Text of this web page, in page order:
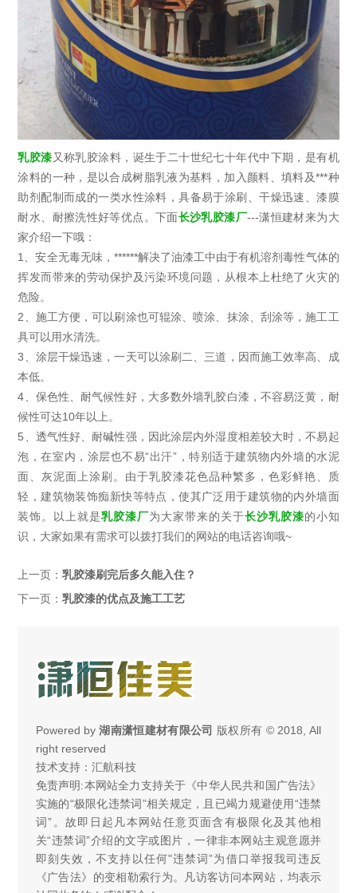
乳胶漆又称乳胶涂料，诞生于二十世纪七十年代中下期，是有机
涂料的一种，是以合成树脂乳液为基料，加入颜料、填料及***种
助剂配制而成的一类水性涂料，具备易于涂刷、干燥迅速、漆膜
耐水、耐擦洗性好等优点。下面长沙乳胶漆厂---潇恒建材来为大
家介绍一下哦：
1、安全无毒无味，******解决了油漆工中由于有机溶剂毒性气体的
挥发而带来的劳动保护及污染环境问题，从根本上杜绝了火灾的
危险。
2、施工方便，可以刷涂也可辊涂、喷涂、抹涂、刮涂等，施工工
具可以用水清洗。
3、涂层干燥迅速，一天可以涂刷二、三道，因而施工效率高、成
本低。
4、保色性、耐气候性好，大多数外墙乳胶白漆，不容易泛黄，耐
候性可达10年以上。
5、透气性好、耐碱性强，因此涂层内外湿度相差较大时，不易起
泡，在室内，涂层也不易“出汗”，特别适于建筑物内外墙的水泥
面、灰泥面上涂刷。由于乳胶漆花色品种繁多，色彩鲜艳、质
轻，建筑物装饰痴新快等特点，使其广泛用于建筑物的内外墙面
装饰。以上就是乳胶漆厂为大家带来的关于长沙乳胶漆的小知
识，大家如果有需求可以拨打我们的网站的电话咨询哦~
上一页：乳胶漆刷完后多久能入住？
下一页：乳胶漆的优点及施工工艺
Powered by湖南潇恒建材有限公司 版权所有 © 2018, All
right reserved
技术支持：汇航科技
免责声明:本网站全力支持关于《中华人民共和国广告法》
实施的“极限化违禁词”相关规定，且已竭力规避使用“违禁
词”。故即日起凡本网站任意页面含有极限化及其他相
关“违禁词”介绍的文字或图片，一律非本网站主观意愿并
即刻失效，不支持以任何"违禁词”为借口举报我司违反
《广告法》的变相勒索行为。凡访客访问本网站，均表示